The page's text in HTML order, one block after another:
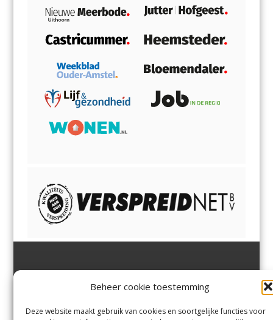
Beheer cookie toestemming
Deze website maakt gebruik van cookies en soortgelijke functies voor
Margadantstraat 34
0255-533900
Velserbroek,Velsen-Zuid,
Zuid,Driehuisen